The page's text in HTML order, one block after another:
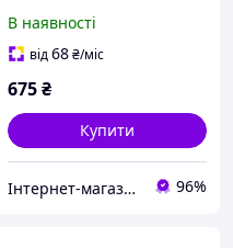
В наявності
від68₴/міс
675₴
Купити
Інтернет-магазин "Bi-shop" 96%